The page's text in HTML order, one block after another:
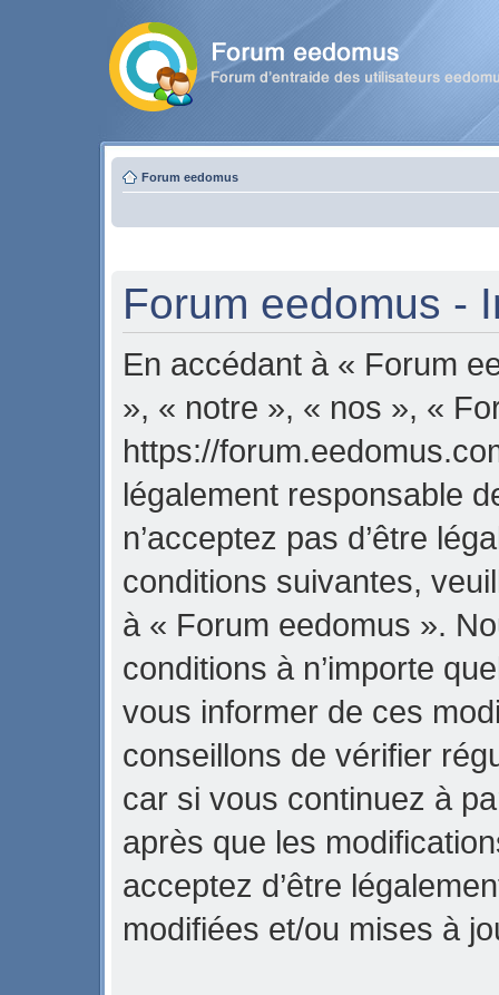
Forum eedomus
Forum eedomus -
En accédant à « Forum
», « notre », « nos », «
https://
légalement responsable
n’acceptez pas d’être
conditions suivantes,
à « Forum eedomus ».
conditions à n’importe
vous informer de ces
conseillons de vérifier
car si vous continuez à
après que les
acceptez d’être
modifiées et/ou mises à